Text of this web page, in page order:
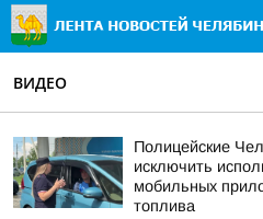
ВИДЕО
Полицейские
исключить
мобильных
топлива